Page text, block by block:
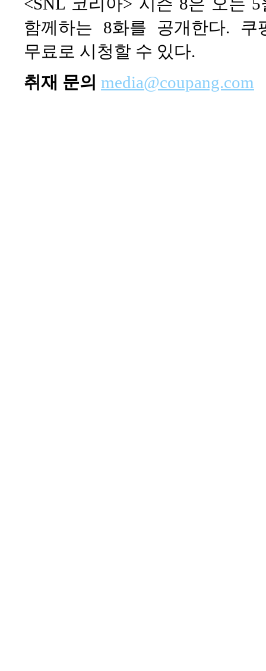
함께하는 8화를 공개한다.
무료로 시청할 수 있다.
취재 문의 media@coupang.com